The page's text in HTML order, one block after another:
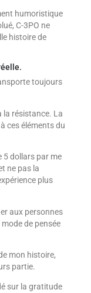
humoristique
C-3PO ne
histoire de
toujours
la résistance. La
ces éléments du
5 dollars par me
ne pas la
plus
aux personnes
de pensée
mon histoire,
partie.
sur la gratitude